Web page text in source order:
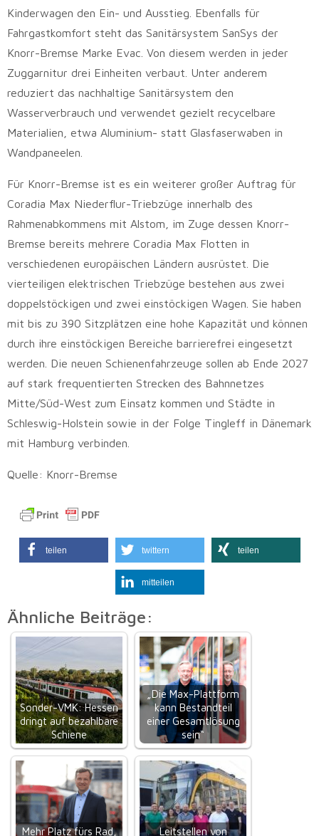
Kinderwagen den Ein- und Ausstieg. Ebenfalls für
Fahrgastkomfort steht das Sanitärsystem SanSys der
Knorr-Bremse Marke Evac. Von diesem werden in jeder
Zuggarnitur drei Einheiten verbaut. Unter anderem
reduziert das nachhaltige Sanitärsystem den
Wasserverbrauch und verwendet gezielt recycelbare
Materialien, etwa Aluminium- statt Glasfaserwaben in
Wandpaneelen.
Für Knorr-Bremse ist es ein weiterer großer Auftrag für
Coradia Max Niederflur-Triebzüge innerhalb des
Rahmenabkommens mit Alstom, im Zuge dessen Knorr-
Bremse bereits mehrere Coradia Max Flotten in
verschiedenen europäischen Ländern ausrüstet. Die
vierteiligen elektrischen Triebzüge bestehen aus zwei
doppelstöckigen und zwei einstöckigen Wagen. Sie haben
mit bis zu 390 Sitzplätzen eine hohe Kapazität und können
durch ihre einstöckigen Bereiche barrierefrei eingesetzt
werden. Die neuen Schienenfahrzeuge sollen ab Ende 2027
auf stark frequentierten Strecken des Bahnnetzes
Mitte/Süd-West zum Einsatz kommen und Städte in
Schleswig-Holstein sowie in der Folge Tingleff in Dänemark
mit Hamburg verbinden.
Quelle: Knorr-Bremse
teilen twittern teilen
mitteilen
Ähnliche Beiträge:
Sonder-VMK: Hessen
dringt auf bezahlbare
Schiene
„Die Max-Plattform
kann Bestandteil
einer Gesamtlösung
sein“
Mehr Platz fürs Rad, Leitstellen von